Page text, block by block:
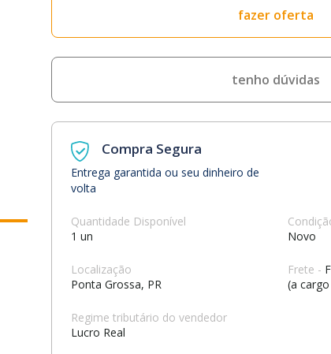
fazer oferta
tenho dúvidas
Compra Segura
Entrega garantida ou seu dinheiro de
volta
Quantidade Disponível
1 un
Localização
Ponta Grossa, PR
Novo
Frete -
(a
Regime tributário do vendedor
Lucro Real